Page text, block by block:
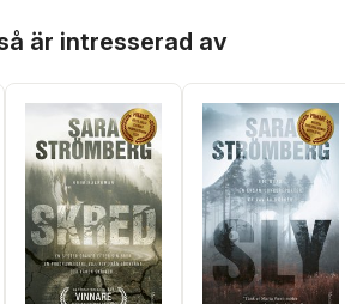
är intresserad av